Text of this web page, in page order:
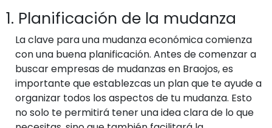
1. Planificación de la mudanza
La clave para una mudanza económica comienza
con una buena planificación. Antes de comenzar a
buscar empresas de mudanzas en Braojos, es
importante que establezcas un plan que te ayude a
organizar todos los aspectos de tu mudanza. Esto
no solo te permitirá tener una idea clara de lo que